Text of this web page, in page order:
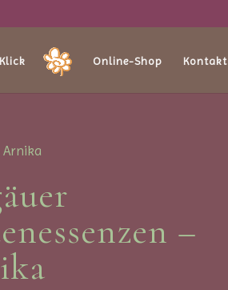
Online-Shop Kontakt
–